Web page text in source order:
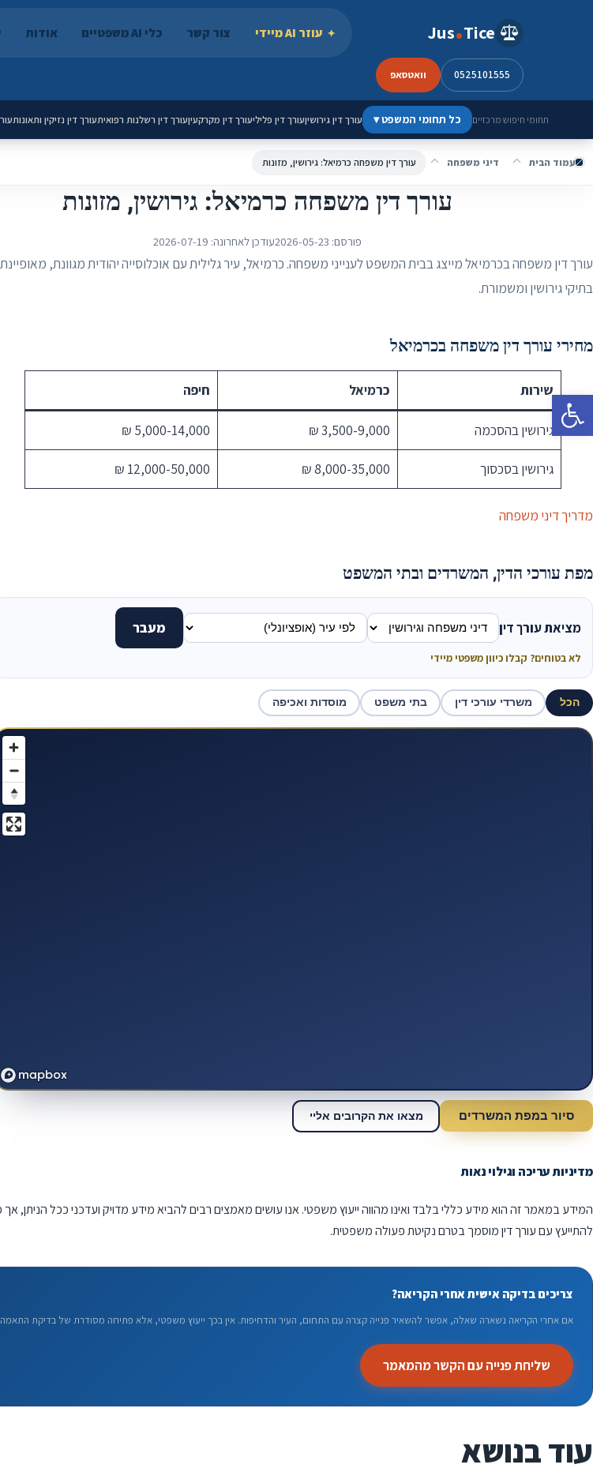
פתח סרגל נגישות
Jus Tice עוזר AI מיידי צור קשר כלי AI משפטיים אודות
0525101555 וואטסאפ
תחומי חיפוש מרכזיים כל תחומי המשפט▾ עורך דין גירושיןעורך דין פליליעורך דין מקרקעיןעורך דין רשלנות רפואיתעורך דין נזיקין ותאונות
עמוד הבית דיני משפחה עורך דין משפחה כרמיאל: גירושין, מזונות
עורך דין משפחה כרמיאל: גירושין, מזונות
פורסם: 2026-05-23עודכן לאחרונה: 2026-07-19
עורך דין משפחה בכרמיאל מייצג בבית המשפט לענייני משפחה. כרמיאל, עיר גלילית עם אוכלוסייה יהודית מגוונת, מאופיינת
בתיקי גירושין ומשמורת.
מחירי עורך דין משפחה בכרמיאל
שירות כרמיאל חיפה
גירושין בהסכמה 3,500-9,000 ₪
5,000-14,000 ₪
גירושין בסכסוך 8,000-35,000 ₪
12,000-50,000 ₪
מדריך דיני משפחה
מפת עורכי הדין, המשרדים ובתי המשפט
מציאת עורך דין מעבר
לא בטוחים? קבלו כיוון משפטי מיידי
הכל משרדי עורכי דין בתי משפט מוסדות ואכיפה
סיור במפת המשרדים מצאו את הקרובים אליי
מדיניות עריכה וגילוי נאות
המידע במאמר זה הוא מידע כללי בלבד ואינו מהווה ייעוץ משפטי. אנו עושים מאמצים רבים להביא מידע מדויק ועדכני ככל הניתן,
להתייעץ עם עורך דין מוסמך בטרם נקיטת פעולה משפטית.
צריכים בדיקה אישית אחרי הקריאה?
אם אחרי הקריאה נשארה שאלה, אפשר להשאיר פנייה קצרה עם התחום, העיר והדחיפות. אין בכך ייעוץ משפטי, אלא פתיחה מסודרת של בדיקת
שליחת פנייה עם הקשר מהמאמר
עוד בנושא